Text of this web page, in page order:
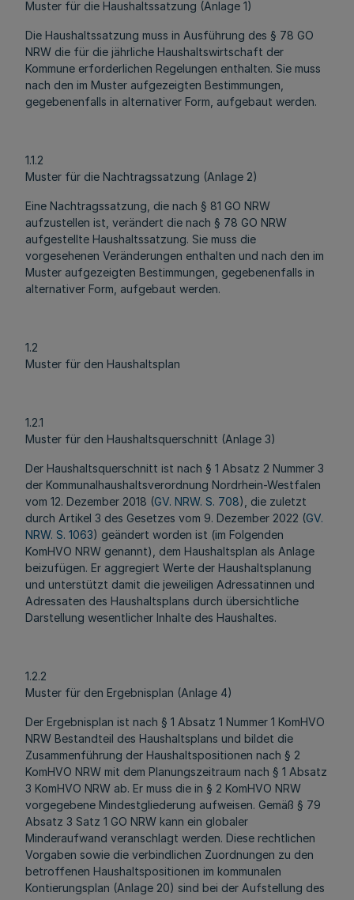
Muster für die Haushaltssatzung (Anlage 1)
Die Haushaltssatzung muss in Ausführung des § 78 GO
NRW die für die jährliche Haushaltswirtschaft der
Kommune erforderlichen Regelungen enthalten. Sie muss
nach den im Muster aufgezeigten Bestimmungen,
gegebenenfalls in alternativer Form, aufgebaut werden.
1.1.2
Muster für die Nachtragssatzung (Anlage 2)
Eine Nachtragssatzung, die nach § 81 GO NRW
aufzustellen ist, verändert die nach § 78 GO NRW
aufgestellte Haushaltssatzung. Sie muss die
vorgesehenen Veränderungen enthalten und nach den im
Muster aufgezeigten Bestimmungen, gegebenenfalls in
alternativer Form, aufgebaut werden.
1.2
Muster für den Haushaltsplan
1.2.1
Muster für den Haushaltsquerschnitt (Anlage 3)
Der Haushaltsquerschnitt ist nach § 1 Absatz 2 Nummer 3
der Kommunalhaushaltsverordnung Nordrhein-Westfalen
vom 12. Dezember 2018 (GV. NRW. S. 708), die zuletzt
durch Artikel 3 des Gesetzes vom 9. Dezember 2022 (GV.
NRW. S. 1063) geändert worden ist (im Folgenden
KomHVO NRW genannt), dem Haushaltsplan als Anlage
beizufügen. Er aggregiert Werte der Haushaltsplanung
und unterstützt damit die jeweiligen Adressatinnen und
Adressaten des Haushaltsplans durch übersichtliche
Darstellung wesentlicher Inhalte des Haushaltes.
1.2.2
Muster für den Ergebnisplan (Anlage 4)
Der Ergebnisplan ist nach § 1 Absatz 1 Nummer 1 KomHVO
NRW Bestandteil des Haushaltsplans und bildet die
Zusammenführung der Haushaltspositionen nach § 2
KomHVO NRW mit dem Planungszeitraum nach § 1 Absatz
3 KomHVO NRW ab. Er muss die in § 2 KomHVO NRW
vorgegebene Mindestgliederung aufweisen. Gemäß § 79
Absatz 3 Satz 1 GO NRW kann ein globaler
Minderaufwand veranschlagt werden. Diese rechtlichen
Vorgaben sowie die verbindlichen Zuordnungen zu den
betroffenen Haushaltspositionen im kommunalen
Kontierungsplan (Anlage 20) sind bei der Aufstellung des